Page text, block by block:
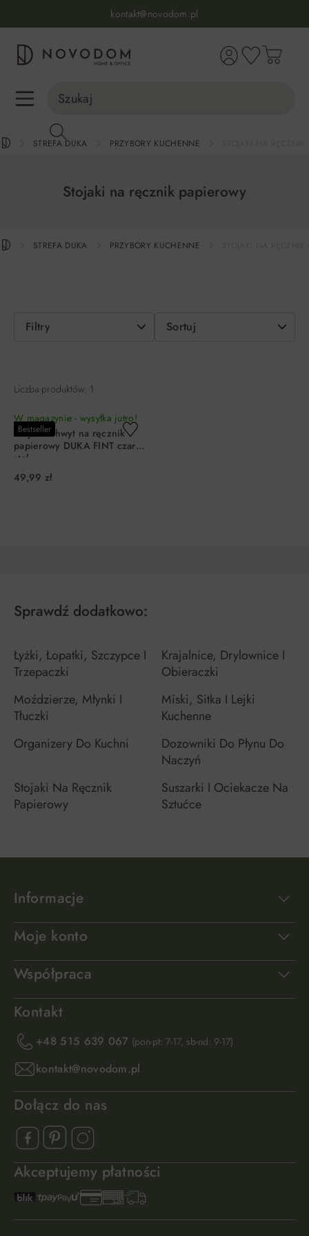
kontakt@novodom.pl
Dostawa z wniesieniem
30 dni na zwrot lub wymianę
98% zadowolonych klientów
STREFA DUKA PRZYBORY KUCHENNE
Stojaki na ręcznik papierowy
STREFA DUKA PRZYBORY KUCHENNE
Filtry Sortuj
Liczba produktów: 1
Bestseller
W magazynie - wysyłka jutro!
Stojak uchwyt na ręcznik
papierowy DUKA FINT czarny
stal
49,99 zł
Sprawdź dodatkowo:
Łyżki, Łopatki, Szczypce I
Trzepaczki
Krajalnice, Drylownice I
Obieraczki
Moździerze, Młynki I
Tłuczki
Miski, Sitka I Lejki
Kuchenne
Organizery Do Kuchni
Dozowniki Do Płynu Do
Naczyń
Stojaki Na Ręcznik
Papierowy
Suszarki I Ociekacze Na
Sztućce
Informacje
Moje konto
Współpraca
Kontakt
+48 515 639 067 (pon-pt: 7-17, sb-nd: 9-17)
kontakt@novodom.pl
Dołącz do nas
Akceptujemy płatności